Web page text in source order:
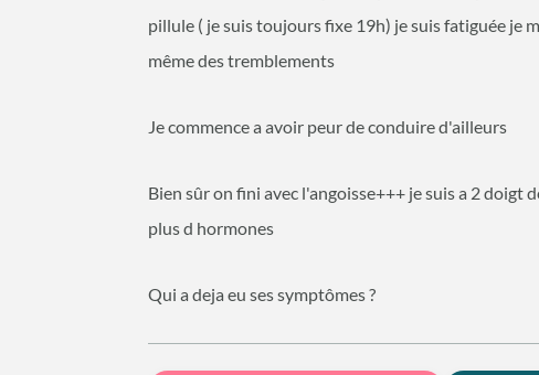
pillule ( je suis toujours fixe 19h) je suis fatiguée je
même des tremblements
Je commence a avoir peur de conduire d'ailleurs
Bien sûr on fini avec l'angoisse+++ je suis a 2 doigt
plus d hormones
Qui a deja eu ses symptômes ?